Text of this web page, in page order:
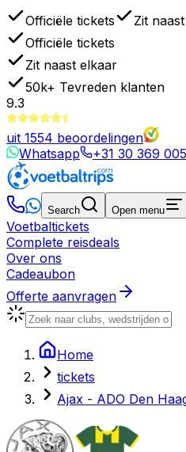
Officiële tickets Zit
Officiële tickets
Zit naast elkaar
50k+ Tevreden klanten
9.3
uit 1554 beoordelingen
Whatsapp
+31 30 369
Search Open menu
Voetbaltickets
Complete reisdeals
Over ons
Cadeaubon
Offerte aanvragen
Home
tickets
Ajax - ADO Den